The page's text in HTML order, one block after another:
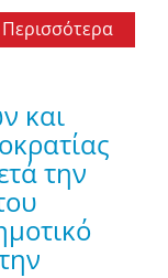
Περισσότερα
και
την